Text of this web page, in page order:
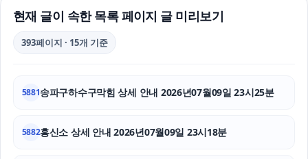
로드락버거
인스타그램 좋아요 늘리기
수원형사전문변호사
현재 글이 속한 목록 페이지 글 미리보기
393페이지 · 15개 기준
5881송파구하수구막힘 상세 안내 2026년07월09일 23시25분
5882흥신소 상세 안내 2026년07월09일 23시18분